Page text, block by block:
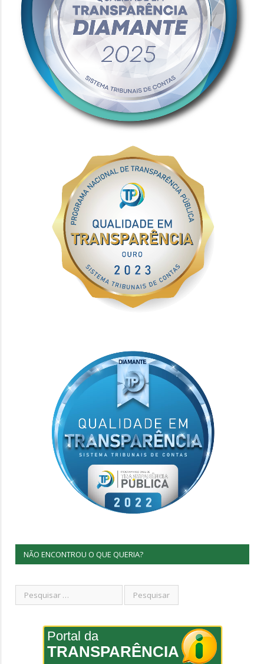
NÃO ENCONTROU O QUE QUERIA?
Portal da
TRANSPARÊNCIA